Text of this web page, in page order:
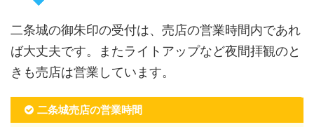
二条城の御朱印の受付は、売店の営業時間内であれ
ば大丈夫です。またライトアップなど夜間拝観のと
きも売店は営業しています。
二条城売店の営業時間